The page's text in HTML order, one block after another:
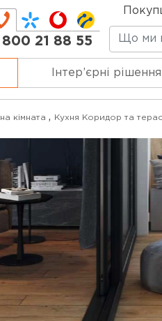
21 88 55
Інтер’єрні рішення
кімната , Кухня Коридор та